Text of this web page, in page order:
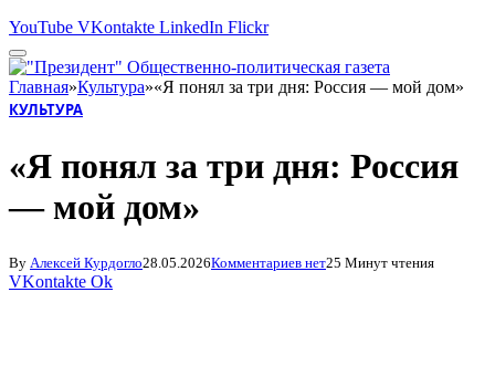
YouTube VKontakte LinkedIn Flickr
Главная»Культура»«Я понял за три дня: Россия — мой дом»
КУЛЬТУРА
«Я понял за три дня: Россия
— мой дом»
By Алексей Курдогло28.05.2026Комментариев нет25 Минут чтения
VKontakte Ok